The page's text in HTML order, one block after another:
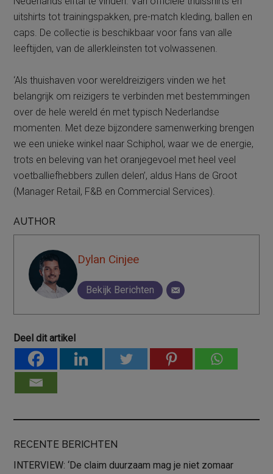
uitshirts tot trainingspakken, pre-match kleding, ballen en
caps. De collectie is beschikbaar voor fans van alle
leeftijden, van de allerkleinsten tot volwassenen.
‘Als thuishaven voor wereldreizigers vinden we het
belangrijk om reizigers te verbinden met bestemmingen
over de hele wereld én met typisch Nederlandse
momenten. Met deze bijzondere samenwerking brengen
we een unieke winkel naar Schiphol, waar we de energie,
trots en beleving van het oranjegevoel met heel veel
voetballiefhebbers zullen delen’, aldus Hans de Groot
(Manager Retail, F&B en Commercial Services).
AUTHOR
Dylan Cinjee
Bekijk Berichten
Deel dit artikel
RECENTE BERICHTEN
INTERVIEW: ‘De claim duurzaam mag je niet zomaar